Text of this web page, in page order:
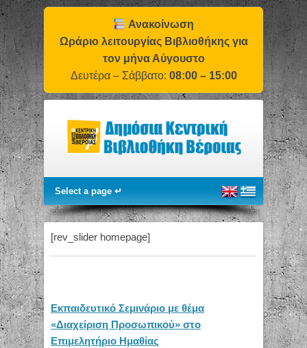
Ανακοίνωση
Ωράριο λειτουργίας Βιβλιοθήκης για
τον μήνα Αύγουστο
Δευτέρα – Σάββατο: 08:00 – 15:00
[rev_slider homepage]
Εκπαιδευτικό Σεμινάριο με θέμα
«Διαχείριση Προσωπικού» στο
Επιμελητήριο Ημαθίας